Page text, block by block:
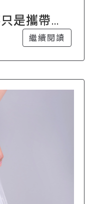
是攜帶，
繼續閱讀